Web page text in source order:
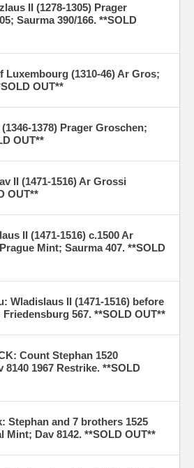
II (1278-1305) Prager
Saurma 390/166. **SOLD
Luxembourg (1310-46) Ar Gros;
OUT**
1378) Prager Groschen;
OUT**
II (1471-1516) Ar Grossi
OUT**
II (1471-1516) c.1500 Ar
Mint; Saurma 407. **SOLD
Wladislaus II (1471-1516) before
567. **SOLD OUT**
Count Stephan 1520
1967 Restrike. **SOLD
Stephan and 7 brothers 1525
Mint; Dav 8142. **SOLD OUT**